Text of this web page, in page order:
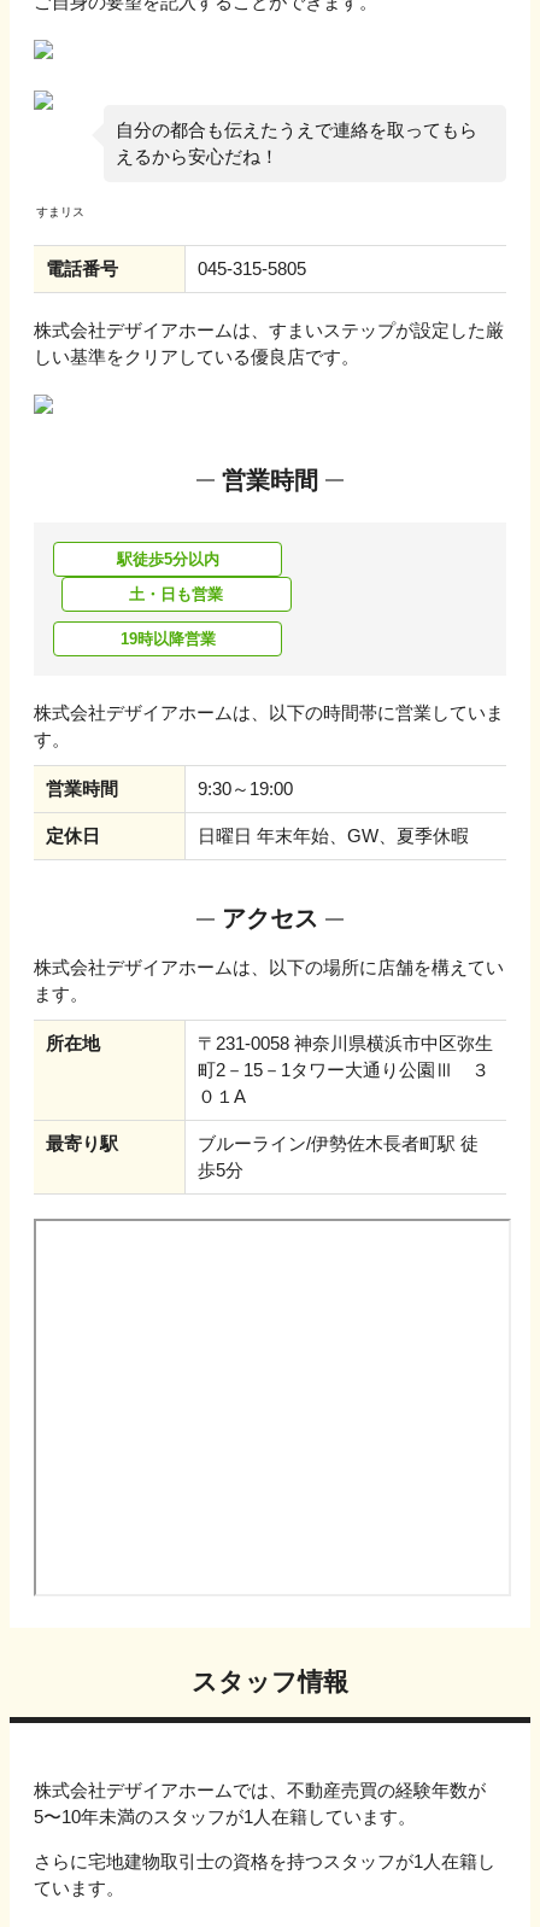
自分の都合も伝えたうえで連絡を取ってもら
えるから安心だね！
電話番号 045-315-5805
株式会社デザイアホームは、すまいステップが設定した厳
しい基準をクリアしている優良店です。
営業時間
駅徒歩5分以内
土・日も営業
19時以降営業
株式会社デザイアホームは、以下の時間帯に営業していま
す。
営業時間 9:30～19:00
定休日 日曜日 年末年始、GW、夏季休暇
アクセス
株式会社デザイアホームは、以下の場所に店舗を構えてい
ます。
所在地
〒231-0058 神奈川県横浜市中区弥生
町2－15－1タワー大通り公園Ⅲ ３
０１A
最寄り駅
ブルーライン/伊勢佐木長者町駅 徒
歩5分
スタッフ情報
株式会社デザイアホームでは、不動産売買の経験年数が
5〜10年未満のスタッフが1人在籍しています。
さらに宅地建物取引士の資格を持つスタッフが1人在籍し
ています。